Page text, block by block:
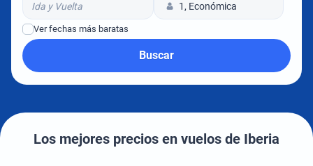
Ida y Vuelta 1, Económica
Ver fechas más baratas
Buscar
Los mejores precios en vuelos de Iberia